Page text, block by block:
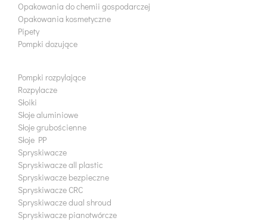
Opakowania do chemii gospodarczej
Opakowania kosmetyczne
Pipety
Pompki dozujące
Pompki rozpylające
Rozpylacze
Słoiki
Słoje aluminiowe
Słoje grubościenne
Słoje PP
Spryskiwacze
Spryskiwacze all plastic
Spryskiwacze bezpieczne
Spryskiwacze CRC
Spryskiwacze dual shroud
Spryskiwacze pianotwórcze